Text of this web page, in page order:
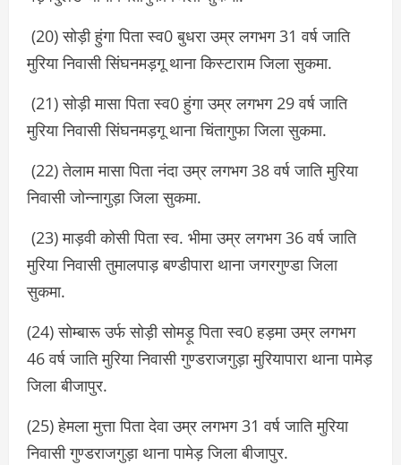
(20) सोड़ी हुंगा पिता स्व0 बुधरा उम्र लगभग 31 वर्ष जाति
मुरिया निवासी सिंघनमड़गू थाना किस्टाराम जिला सुकमा.
(21) सोड़ी मासा पिता स्व0 हुंगा उम्र लगभग 29 वर्ष जाति
मुरिया निवासी सिंघनमड़गू थाना चिंतागुफा जिला सुकमा.
(22) तेलाम मासा पिता नंदा उम्र लगभग 38 वर्ष जाति मुरिया
निवासी जोन्नागुड़ा जिला सुकमा.
(23) माड़वी कोसी पिता स्व. भीमा उम्र लगभग 36 वर्ष जाति
मुरिया निवासी तुमालपाड़ बण्डीपारा थाना जगरगुण्डा जिला
सुकमा.
(24) सोम्बारू उर्फ सोड़ी सोमड़ू पिता स्व0 हड़मा उम्र लगभग
46 वर्ष जाति मुरिया निवासी गुण्डराजगुड़ा मुरियापारा थाना पामेड़
जिला बीजापुर.
(25) हेमला मुत्ता पिता देवा उम्र लगभग 31 वर्ष जाति मुरिया
निवासी गुण्डराजगुड़ा थाना पामेड़ जिला बीजापुर.